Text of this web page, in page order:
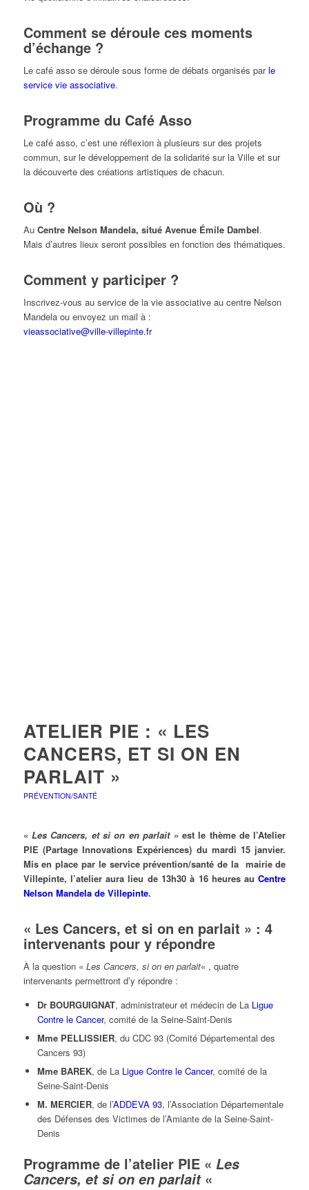
Comment se déroule ces moments
d’échange ?
Le café asso se déroule sous forme de débats organisés parle
service vie associative.
Programme du Café Asso
Le café asso, c’est une réflexion à plusieurs sur des projets
commun, sur le développement de la solidarité sur la Ville et sur
la découverte des créations artistiques de chacun.
Où ?
Au Centre Nelson Mandela, situé Avenue Émile Dambel.
Mais d’autres lieux seront possibles en fonction des thématiques.
Comment y participer ?
Inscrivez-vous au service de la vie associative au centre Nelson
Mandela ou envoyez un mail à :
vieassociative@ville-villepinte.fr
ATELIER PIE : « LES
CANCERS, ET SI ON EN
PARLAIT »
PRÉVENTION/SANTÉ
« Les Cancers, et si on en parlait» est le thème de l’Atelier
PIE (Partage Innovations Expériences) du mardi 15 janvier.
Mis en place par le service prévention/santé de la mairie de
Villepinte, l’atelier aura lieu de 13h30 à 16 heures auCentre
Nelson Mandela de Villepinte.
« Les Cancers, et si on en parlait » : 4
intervenants pour y répondre
À la question « Les Cancers, si on en parlait« , quatre
intervenants permettront d’y répondre :
Dr BOURGUIGNAT, administrateur et médecin de La Ligue
Contre le Cancer, comité de la Seine-Saint-Denis
Mme PELLISSIER, du CDC 93 (Comité Départemental des
Cancers 93)
Mme BAREK, de La Ligue Contre le Cancer, comité de la
Seine-Saint-Denis
M. MERCIER, de l’ADDEVA 93, l’Association Départementale
des Défenses des Victimes de l’Amiante de la Seine-Saint-
Denis
Programme de l’atelier PIE « Les
Cancers, et si on en parlait «